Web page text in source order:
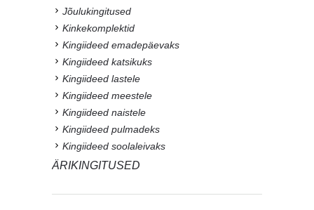
Jõulukingitused
Kinkekomplektid
Kingiideed emadepäevaks
Kingiideed katsikuks
Kingiideed lastele
Kingiideed meestele
Kingiideed naistele
Kingiideed pulmadeks
Kingiideed soolaleivaks
ÄRIKINGITUSED